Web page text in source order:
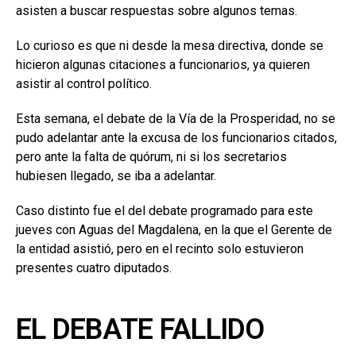
asisten a buscar respuestas sobre algunos temas.
Lo curioso es que ni desde la mesa directiva, donde se
hicieron algunas citaciones a funcionarios, ya quieren
asistir al control político.
Esta semana, el debate de la Vía de la Prosperidad, no se
pudo adelantar ante la excusa de los funcionarios citados,
pero ante la falta de quórum, ni si los secretarios
hubiesen llegado, se iba a adelantar.
Caso distinto fue el del debate programado para este
jueves con Aguas del Magdalena, en la que el Gerente de
la entidad asistió, pero en el recinto solo estuvieron
presentes cuatro diputados.
EL DEBATE FALLIDO